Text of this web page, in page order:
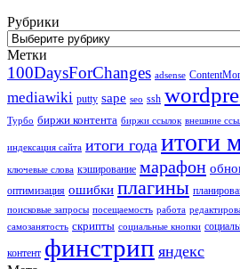
Рубрики
Рубрики
Метки
100DaysForChanges adsense
mediawiki putty sape seo ssh
Турбо биржи контента биржи ссылок внешние
индексация сайта итоги года итоги
ключевые слова кэширование марафон
оптимизация ошибки плагины
поисковые запросы посещаемость работа
самозанятость скрипты социальные кнопки
контент финстрип яндекс